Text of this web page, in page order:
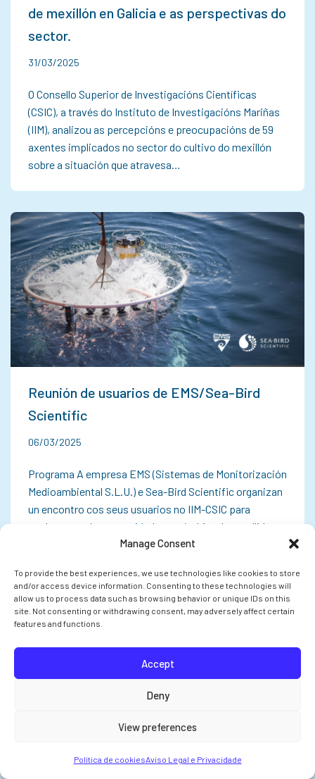
Manage Consent
To provide the best experiences, we use technologies like cookies to store
and/or access device information. Consenting to these technologies will
allow us to process data such as browsing behavior or unique IDs on this
site. Not consenting or withdrawing consent, may adversely affect certain
features and functions.
Accept
Deny
View preferences
Política de cookiesAviso Legal e Privacidade
de mexillón en Galicia e as perspectivas do
sector.
31/03/2025
O Consello Superior de Investigacións Científicas
(CSIC), a través do Instituto de Investigacións Mariñas
(IIM), analizou as percepcións e preocupacións de 59
axentes implicados no sector do cultivo do mexillón
sobre a situación que atravesa…
Reunión de usuarios de EMS/Sea-Bird
Scientific
06/03/2025
Programa A empresa EMS (Sistemas de Monitorización
Medioambiental S.L.U.) e Sea-Bird Scientific organizan
un encontro cos seus usuarios no IIM-CSIC para
explorar as súas necesidades no ámbito da recollida,
monitorización e análise de datos. O…
INVESTIGACIÓN